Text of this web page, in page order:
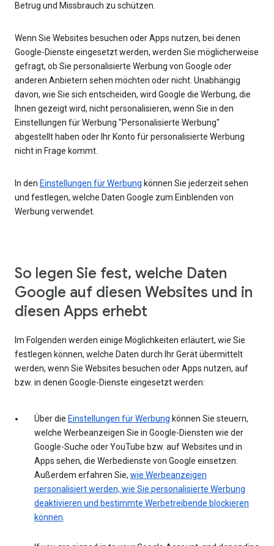
Betrug und Missbrauch zu schützen.
Wenn Sie Websites besuchen oder Apps nutzen, bei denen
Google-Dienste eingesetzt werden, werden Sie möglicherweise
gefragt, ob Sie personalisierte Werbung von Google oder
anderen Anbietern sehen möchten oder nicht. Unabhängig
davon, wie Sie sich entscheiden, wird Google die Werbung, die
Ihnen gezeigt wird, nicht personalisieren, wenn Sie in den
Einstellungen für Werbung "Personalisierte Werbung"
abgestellt haben oder Ihr Konto für personalisierte Werbung
nicht in Frage kommt.
In den Einstellungen für Werbung können Sie jederzeit sehen
und festlegen, welche Daten Google zum Einblenden von
Werbung verwendet.
So legen Sie fest, welche Daten
Google auf diesen Websites und in
diesen Apps erhebt
Im Folgenden werden einige Möglichkeiten erläutert, wie Sie
festlegen können, welche Daten durch Ihr Gerät übermittelt
werden, wenn Sie Websites besuchen oder Apps nutzen, auf
bzw. in denen Google-Dienste eingesetzt werden:
Über die Einstellungen für Werbung können Sie steuern,
welche Werbeanzeigen Sie in Google-Diensten wie der
Google-Suche oder YouTube bzw. auf Websites und in
Apps sehen, die Werbedienste von Google einsetzen.
Außerdem erfahren Sie, wie Werbeanzeigen
personalisiert werden, wie Sie personalisierte Werbung
deaktivieren und bestimmte Werbetreibende blockieren
können.